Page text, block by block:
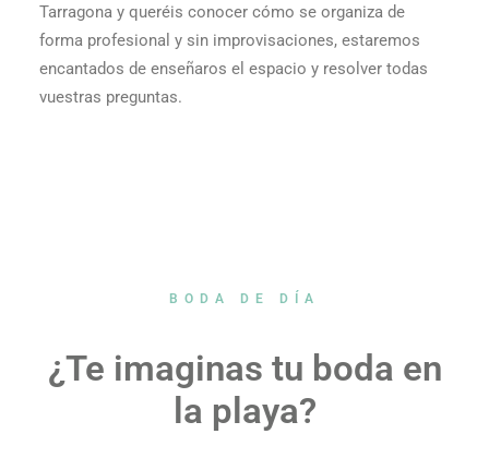
Tarragona y queréis conocer cómo se organiza de
forma profesional y sin improvisaciones, estaremos
encantados de enseñaros el espacio y resolver todas
vuestras preguntas.
BODA DE DÍA
¿Te imaginas tu boda en
la playa?